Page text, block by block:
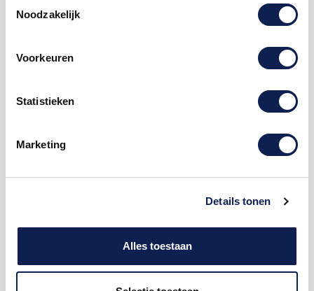
Noodzakelijk
Voorkeuren
Statistieken
Marketing
Details tonen
Alles toestaan
Piepschuim Letter M Arial
geschikt voor binnen gebruik. Hoe moet je dit
bestellen?